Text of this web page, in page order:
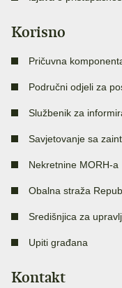
Korisno
Pričuvna
Područni odjeli za
Službenik za
Savjetovanje sa
Nekretnine MORH-a
Obalna straža
Središnjica za
Upiti građana
Kontakt